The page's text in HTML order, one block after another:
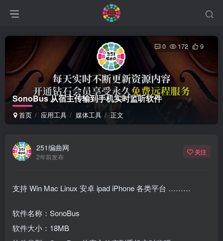
SonoBus 从宿主传输到手机实时监听软件
首页 应用工具 媒体工具 正文
0 172 9
251编曲网
2年前发布
关注
支持 Win Mac Linux 安卓 ipad iPhone 各类平台 ………
软件名称：SonoBus
软件大小：18MB